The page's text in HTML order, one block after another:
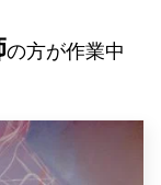
の方が作業中